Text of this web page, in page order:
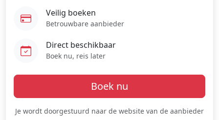
Veilig boeken
Betrouwbare aanbieder
Direct beschikbaar
Boek nu, reis later
Boek nu
Je wordt doorgestuurd naar de website van de aanbieder